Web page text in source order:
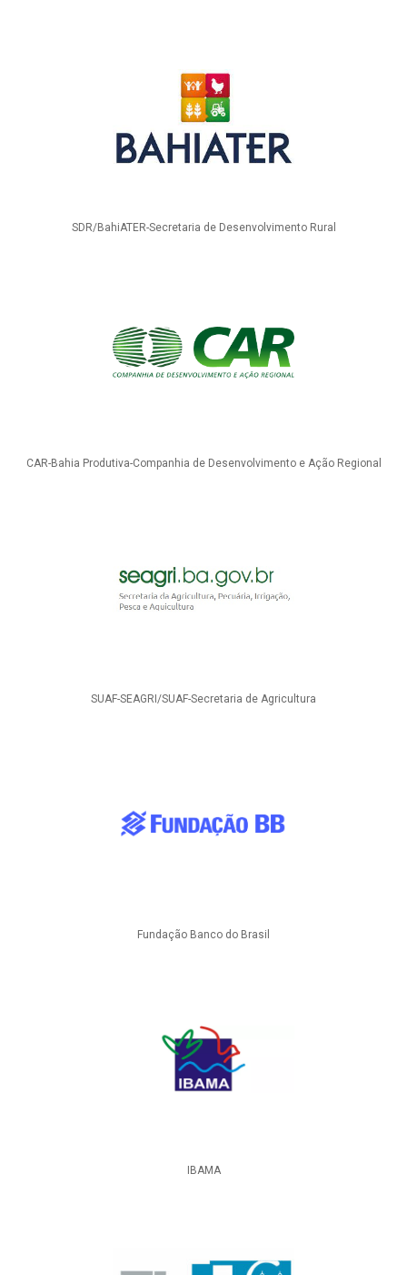
SDR/BahiATER-Secretaria de Desenvolvimento Rural
CAR-Bahia Produtiva-Companhia de Desenvolvimento e Ação Regional
SUAF-SEAGRI/SUAF-Secretaria de Agricultura
Fundação Banco do Brasil
IBAMA